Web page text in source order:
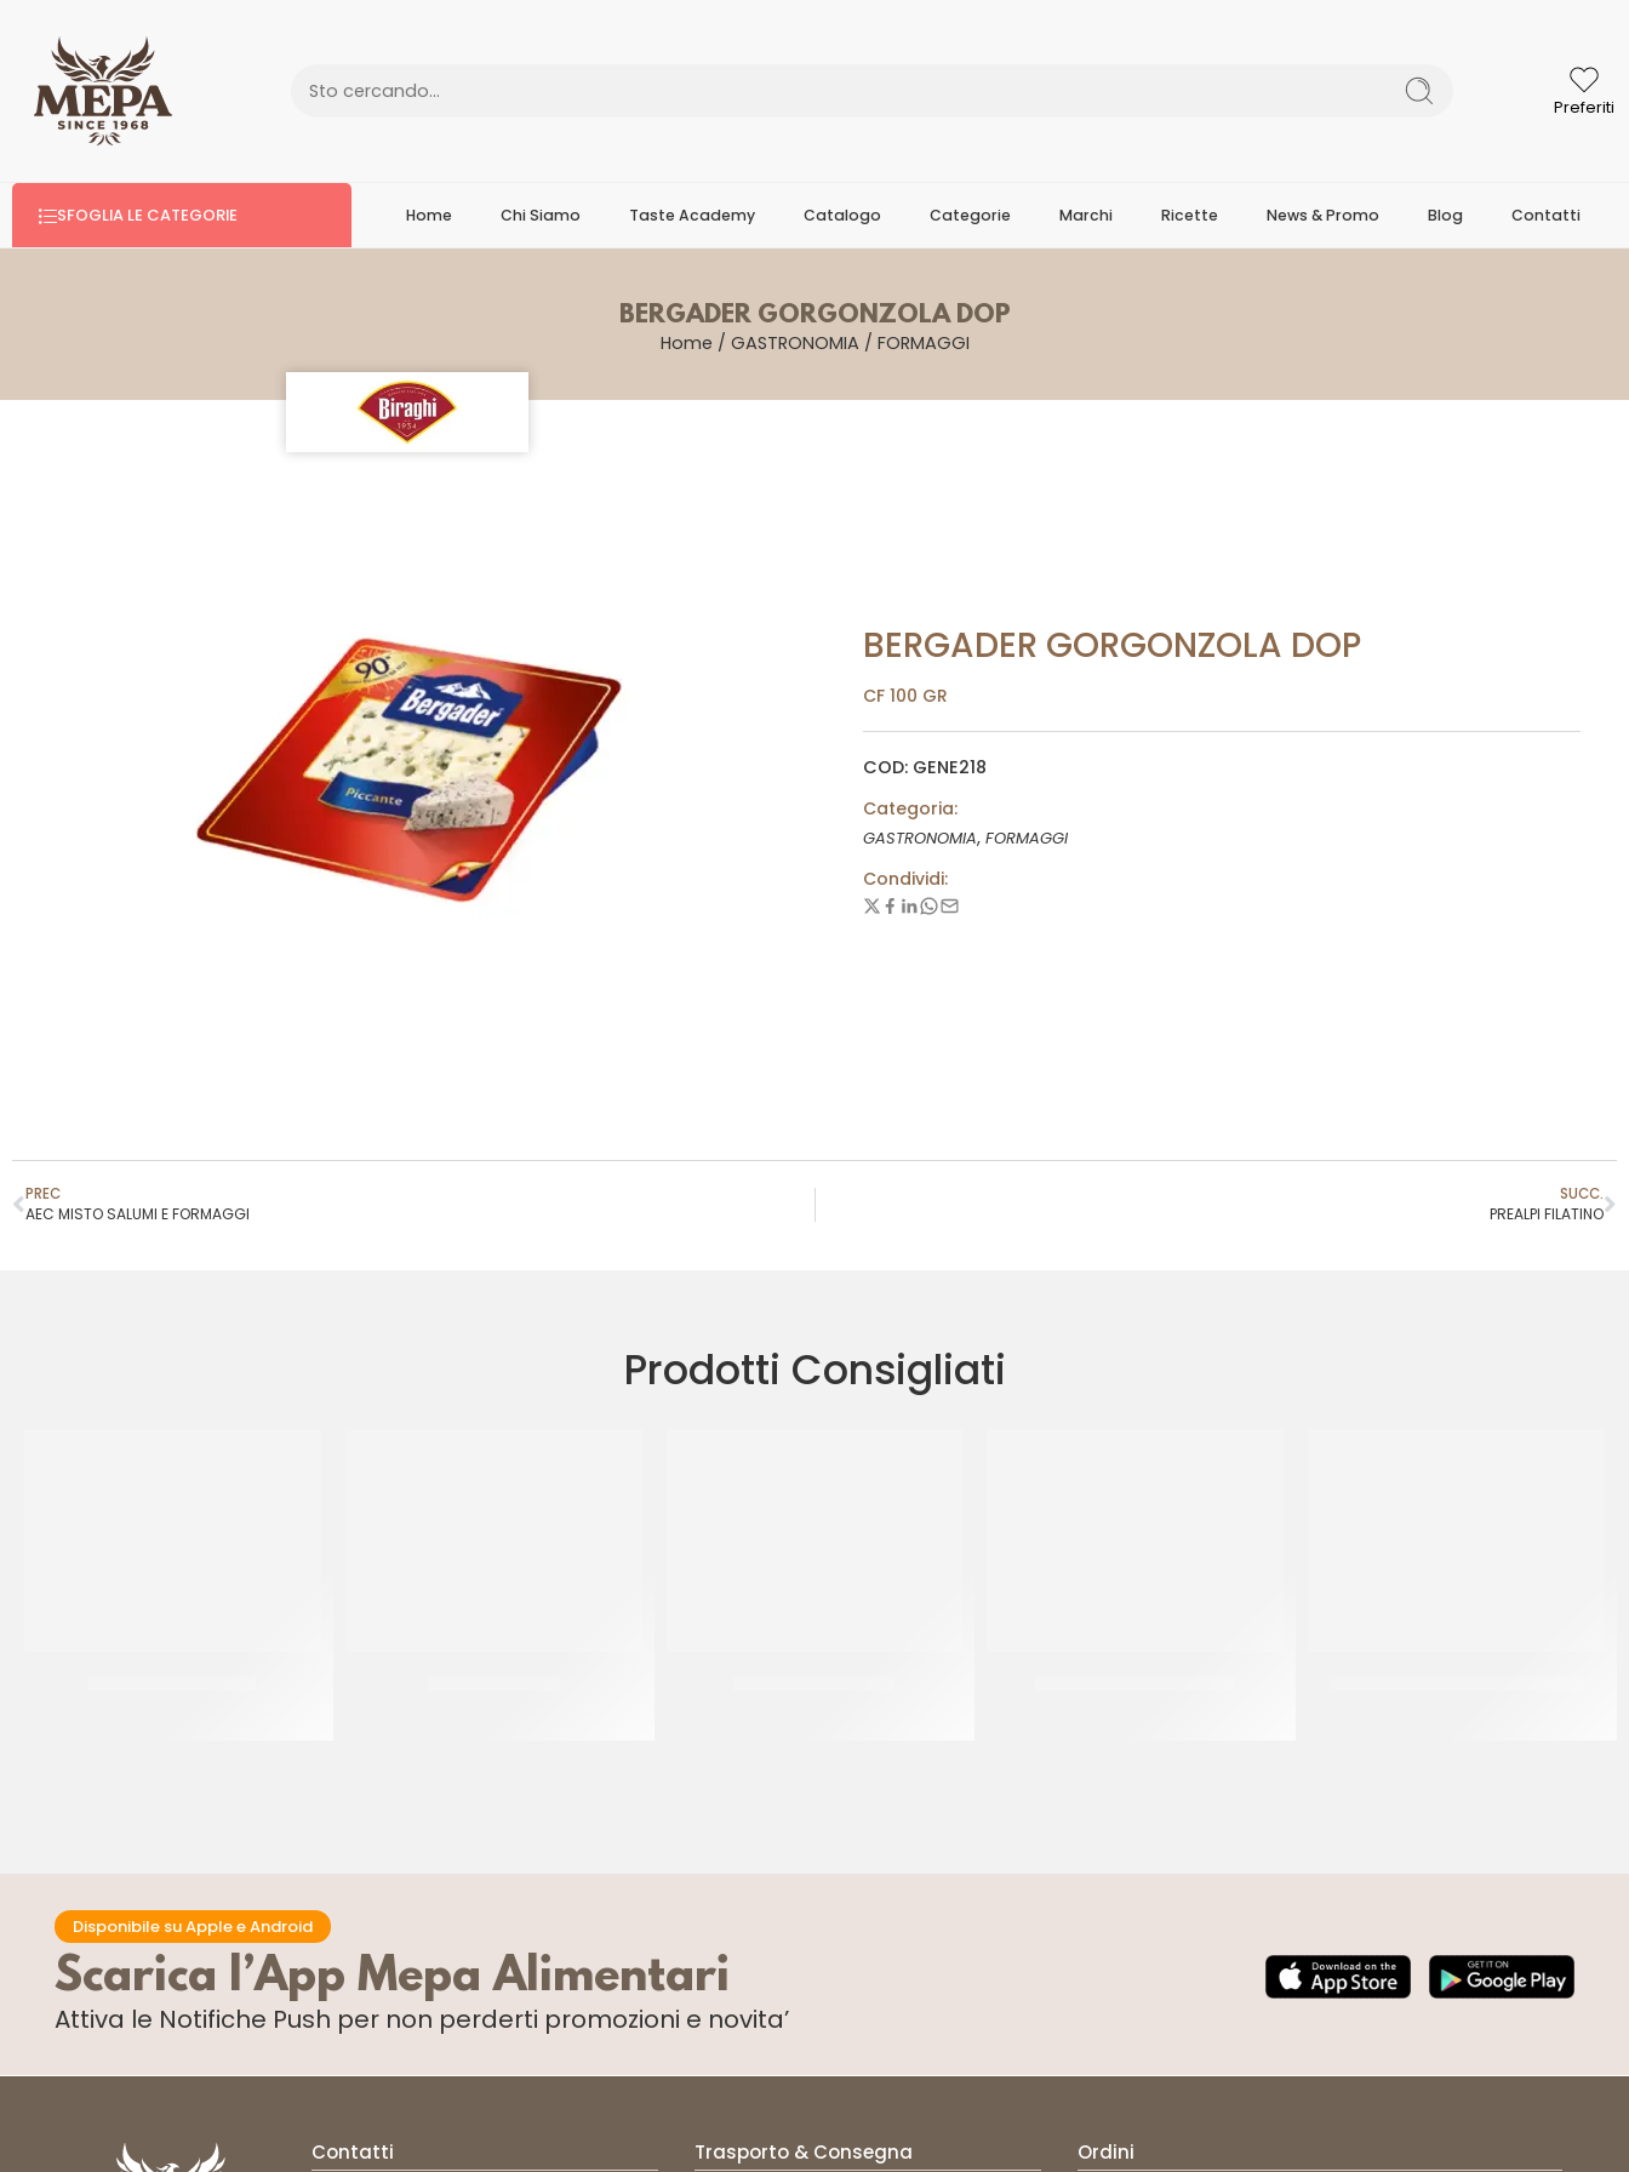
Preferiti
SFOGLIA LE CATEGORIE Home Chi Siamo Taste Academy Catalogo Categorie Marchi Ricette News & Promo Blog Contatti
BERGADER GORGONZOLA DOP
Home / GASTRONOMIA / FORMAGGI
BERGADER GORGONZOLA DOP
CF 100 GR
COD: GENE218
Categoria:
GASTRONOMIA, FORMAGGI
Condividi:
PREC
AEC MISTO SALUMI E FORMAGGI
SUCC.
PREALPI FILATINO
Prodotti Consigliati
Disponibile su Apple e Android
Scarica l’App Mepa Alimentari
Attiva le Notifiche Push per non perderti promozioni e novita’
Contatti Trasporto & Consegna Ordini